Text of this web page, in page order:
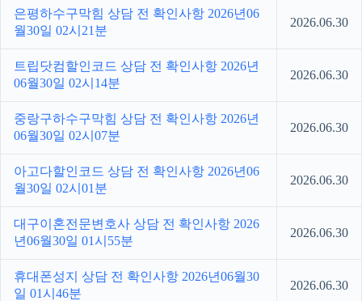
은평하수구막힘 상담 전 확인사항 2026년06
월30일 02시21분
2026.06.30
트립닷컴할인코드 상담 전 확인사항 2026년
06월30일 02시14분
2026.06.30
중랑구하수구막힘 상담 전 확인사항 2026년
06월30일 02시07분
2026.06.30
아고다할인코드 상담 전 확인사항 2026년06
월30일 02시01분
2026.06.30
대구이혼전문변호사 상담 전 확인사항 2026
년06월30일 01시55분
2026.06.30
휴대폰성지 상담 전 확인사항 2026년06월30
일 01시46분
2026.06.30